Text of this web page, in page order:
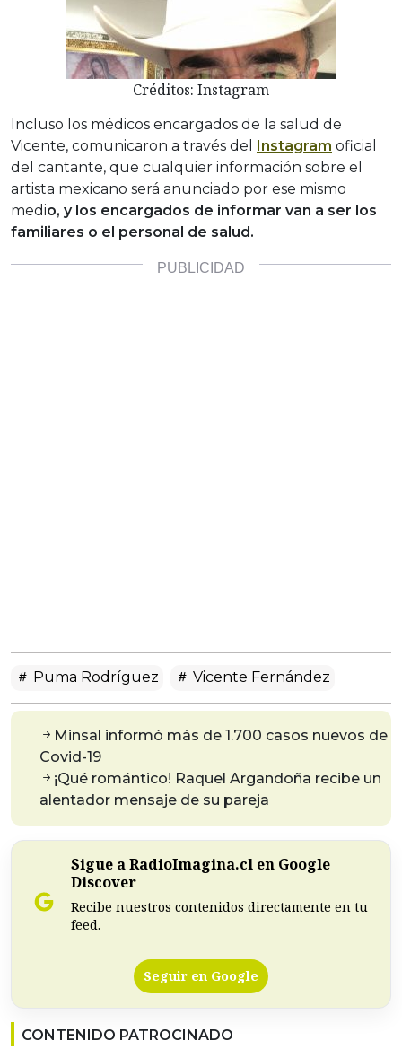
Créditos: Instagram
Incluso los médicos encargados de la salud de
Vicente, comunicaron a través del
Instagram oficial
del cantante, que cualquier información sobre el
artista mexicano será anunciado por ese mismo
medio, y los encargados de informar van a ser los
familiares o el personal de salud.
Puma Rodríguez Vicente Fernández
Minsal informó más de 1.700 casos nuevos de
Covid-19
¡Qué romántico! Raquel Argandoña recibe un
alentador mensaje de su pareja
Sigue a RadioImagina.cl en Google
Discover
Recibe nuestros contenidos directamente en tu
feed.
Seguir en Google
CONTENIDO PATROCINADO